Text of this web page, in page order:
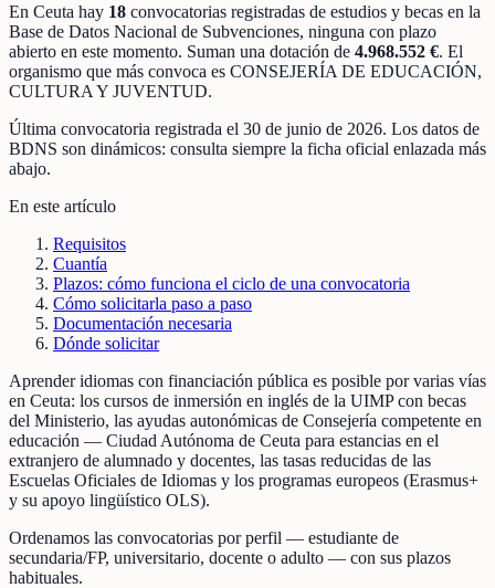
En Ceuta hay 18 convocatorias registradas de estudios y becas en la
Base de Datos Nacional de Subvenciones, ninguna con plazo
abierto en este momento. Suman una dotación de 4.968.552 €. El
organismo que más convoca es CONSEJERÍA DE EDUCACIÓN,
CULTURA Y JUVENTUD.
Última convocatoria registrada el 30 de junio de 2026. Los datos de
BDNS son dinámicos: consulta siempre la ficha oficial enlazada más
abajo.
En este artículo
Requisitos
Cuantía
Plazos: cómo funciona el ciclo de una convocatoria
Cómo solicitarla paso a paso
Documentación necesaria
Dónde solicitar
Aprender idiomas con financiación pública es posible por varias vías
en Ceuta: los cursos de inmersión en inglés de la UIMP con becas
del Ministerio, las ayudas autonómicas de Consejería competente en
educación — Ciudad Autónoma de Ceuta para estancias en el
extranjero de alumnado y docentes, las tasas reducidas de las
Escuelas Oficiales de Idiomas y los programas europeos (Erasmus+
y su apoyo lingüístico OLS).
Ordenamos las convocatorias por perfil — estudiante de
secundaria/FP, universitario, docente o adulto — con sus plazos
habituales.